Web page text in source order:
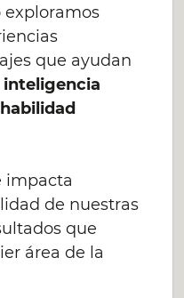
exploramos
que ayudan
inteligencia
impacta
de nuestras
que
área de la